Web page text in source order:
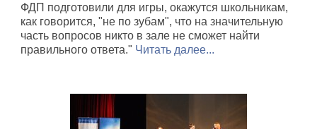
ФДП подготовили для игры, окажутся школьникам,
как говорится, "не по зубам", что на значительную
часть вопросов никто в зале не сможет найти
правильного ответа." Читать далее...